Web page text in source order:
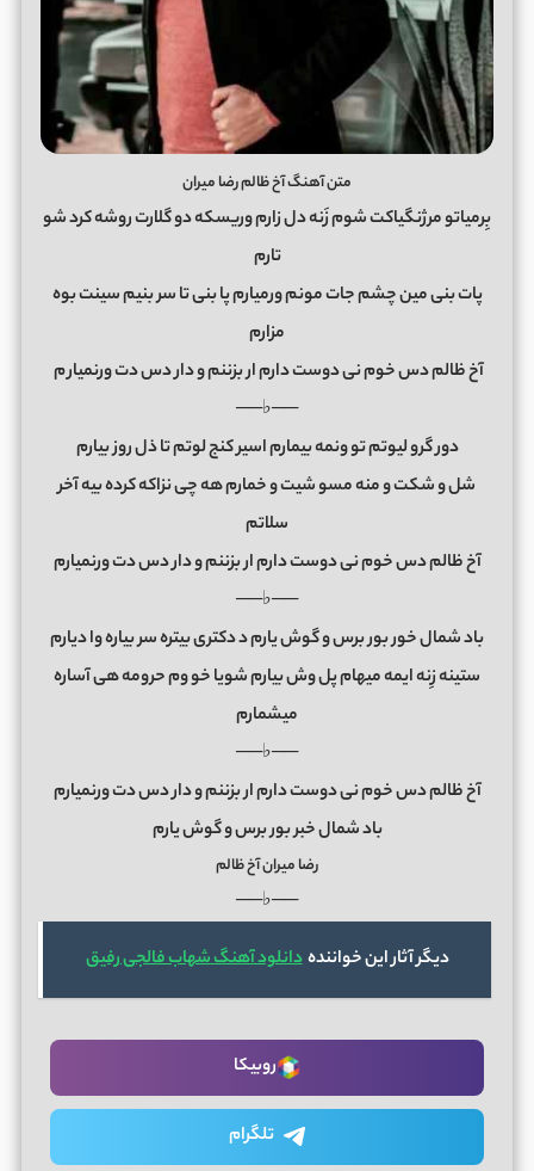
متن آهنگ آخ ظالم رضا میران
بِرمیاتو مرژنگیاکت شوم زَنه دل زارم وریسکه دو گلارت روشه کرد شو
تارم
پات بنی مین چشم جات مونم ورمیارم پا بنی تا سر بنیم سینت بوه
مزارم
آخ ظالم دس خوم نی دوست دارم ار بزننم و دار دس دت ورنمیارم
──♭──
دور گرو لیوتم تو ونمه بیمارم اسیر کنج لوتم تا ذل روز بیارم
شل و شکت و منه مسو شیت و خمارم هه چی نزاکه کرده بیه آخر
سلاتم
آخ ظالم دس خوم نی دوست دارم ار بزننم و دار دس دت ورنمیارم
──♭──
باد شمال خور بور برس و گوش یارم د دکتری بیتره سر بیاره وا دیارم
ستینه زِنه ایمه میهام پل وش بیارم شویا خو وم حرومه هی آساره
میشمارم
──♭──
آخ ظالم دس خوم نی دوست دارم ار بزننم و دار دس دت ورنمیارم
باد شمال خبر بور برس و گوش یارم
رضا میران آخ ظالم
──♭──
دیگر آثار این خوانندهدانلود آهنگ شهاب فالجی رفیق
روبیکا
تلگرام